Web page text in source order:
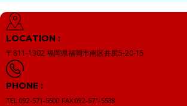
LOCATION :
〒811-1302福岡県福岡市南区井尻5-20-15
PHONE :
TEL:092-571-5500 FAX:092-571-5538